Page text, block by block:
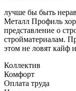
лучше бы быть
Металл Профиль
представление о
стройматериалам.
этом не ловят кайф
Коллектив
Комфорт
Оплата труда